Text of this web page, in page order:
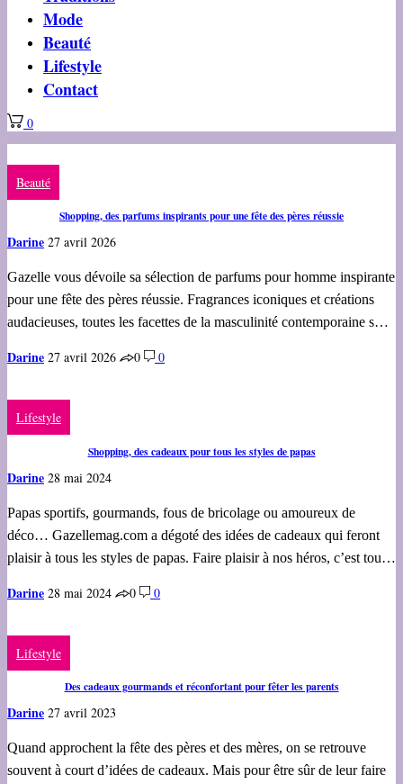
Mode
Beauté
Lifestyle
Contact
0
Beauté
Shopping, des parfums inspirants pour une fête des pères réussie
Darine 27 avril 2026
Gazelle vous dévoile sa sélection de parfums pour homme inspirante
pour une fête des pères réussie. Fragrances iconiques et créations
audacieuses, toutes les facettes de la masculinité contemporaine s…
Darine 27 avril 2026 0 0
Lifestyle
Shopping, des cadeaux pour tous les styles de papas
Darine 28 mai 2024
Papas sportifs, gourmands, fous de bricolage ou amoureux de
déco… Gazellemag.com a dégoté des idées de cadeaux qui feront
plaisir à tous les styles de papas. Faire plaisir à nos héros, c’est tou…
Darine 28 mai 2024 0 0
Lifestyle
Des cadeaux gourmands et réconfortant pour fêter les parents
Darine 27 avril 2023
Quand approchent la fête des pères et des mères, on se retrouve
souvent à court d’idées de cadeaux. Mais pour être sûr de leur faire